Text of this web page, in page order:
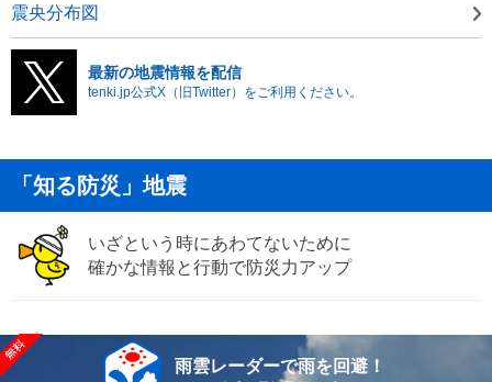
震央分布図
最新の地震情報を配信
tenki.jp公式X（旧Twitter）をご利用ください。
「知る防災」地震
いざという時にあわてないために
確かな情報と行動で防災力アップ
雨雲レーダーで雨を回避！